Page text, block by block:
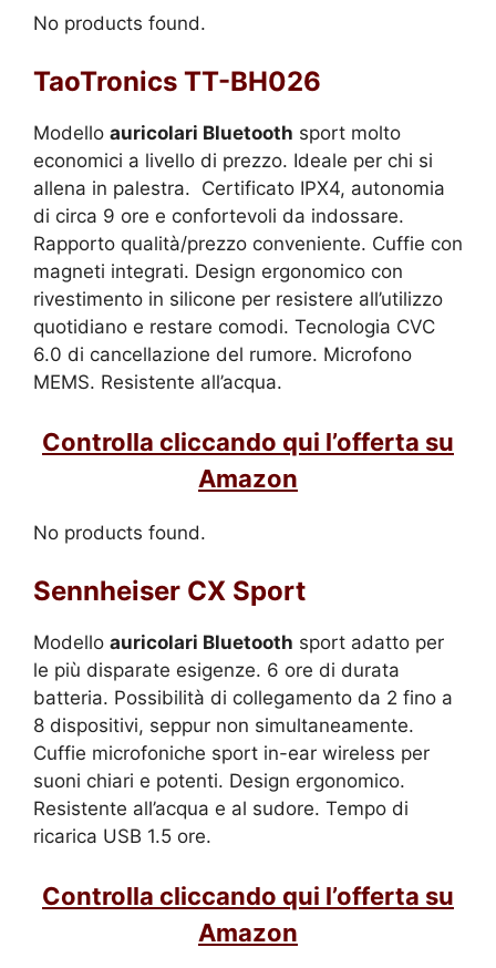
No products found.
TaoTronics TT-BH026
Modello auricolari Bluetooth sport molto
economici a livello di prezzo. Ideale per chi si
allena in palestra. Certificato IPX4, autonomia
di circa 9 ore e confortevoli da indossare.
Rapporto qualità/prezzo conveniente. Cuffie con
magneti integrati. Design ergonomico con
rivestimento in silicone per resistere all’utilizzo
quotidiano e restare comodi. Tecnologia CVC
6.0 di cancellazione del rumore. Microfono
MEMS. Resistente all’acqua.
Controlla cliccando qui l’offerta su
Amazon
No products found.
Sennheiser CX Sport
Modello auricolari Bluetooth sport adatto per
le più disparate esigenze. 6 ore di durata
batteria. Possibilità di collegamento da 2 fino a
8 dispositivi, seppur non simultaneamente.
Cuffie microfoniche sport in-ear wireless per
suoni chiari e potenti. Design ergonomico.
Resistente all’acqua e al sudore. Tempo di
ricarica USB 1.5 ore.
Controlla cliccando qui l’offerta su
Amazon